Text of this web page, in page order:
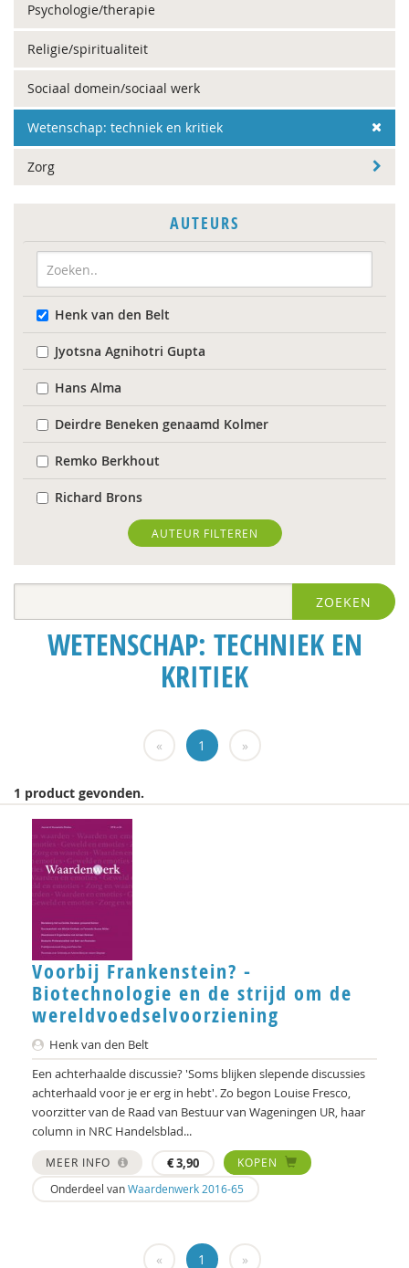
Psychologie/therapie
Religie/spiritualiteit
Sociaal domein/sociaal werk
Wetenschap: techniek en kritiek
Zorg
AUTEURS
Henk van den Belt
Jyotsna Agnihotri Gupta
Hans Alma
Deirdre Beneken genaamd Kolmer
Remko Berkhout
Richard Brons
Ria Brouwers
Laura Capitaine
Bram De Jonge
Frederique Demeijer
Peter Derkx
prof. dr. Peter Derkx
Clemens Driessen
Michael Edwards
Hans van Ewijk
Anne Goossensen
Wouter Hekkeman
Yuk Hui
Femke Kaulingfreks
Marlieke Kieboom
Michiel Korthals
Harry Kunneman
George Lengkeek
AUTEUR FILTEREN
ZOEKEN
WETENSCHAP: TECHNIEK EN
KRITIEK
« 1 »
1 product gevonden.
Voorbij Frankenstein? -
Biotechnologie en de strijd om de
wereldvoedselvoorziening
Henk van den Belt
Een achterhaalde discussie? 'Soms blijken slepende discussies
achterhaald voor je er erg in hebt'. Zo begon Louise Fresco,
voorzitter van de Raad van Bestuur van Wageningen UR, haar
column in NRC Handelsblad...
MEER INFO €3,90
KOPEN
Onderdeel vanWaardenwerk 2016-65
« 1 »